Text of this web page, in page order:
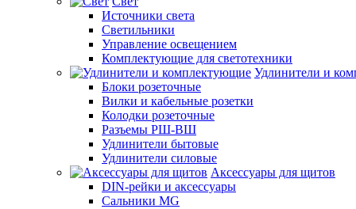
Источники света
Светильники
Управление освещением
Комплектующие для светотехники
Удлинители и
Блоки розеточные
Вилки и кабельные розетки
Колодки розеточные
Разъемы РШ-ВШ
Удлинители бытовые
Удлинители силовые
Аксессуары для щитов
DIN-рейки и аксессуары
Сальники MG